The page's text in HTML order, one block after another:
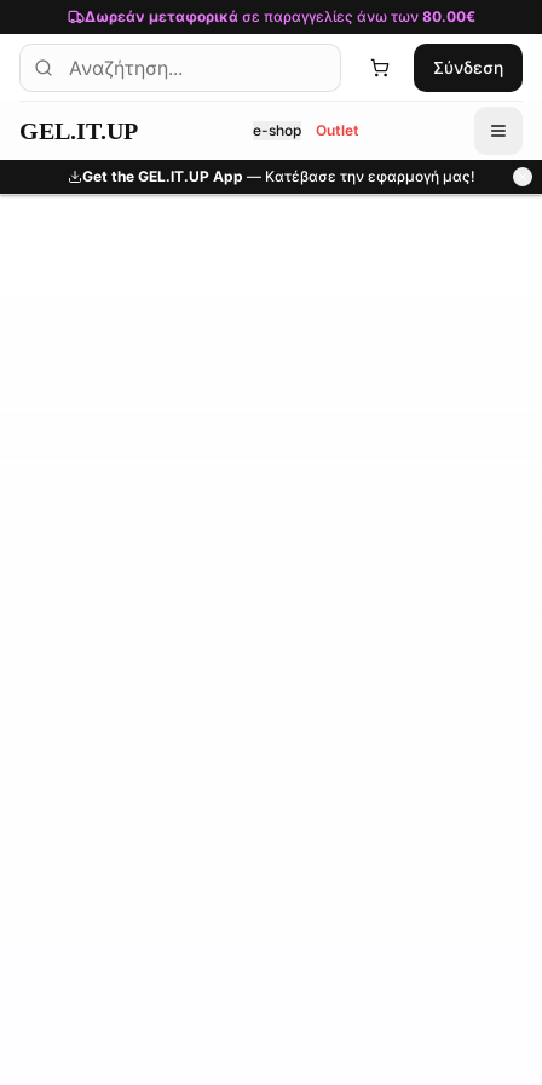
Μετάβαση στο κύριο περιεχόμενο
Δωρεάν μεταφορικάσε παραγγελίες άνω των 80.00€
Σύνδεση
GEL.IT.UP e-shop Outlet
Get the GEL.IT.UP App — Κατέβασε την εφαρμογή μας!